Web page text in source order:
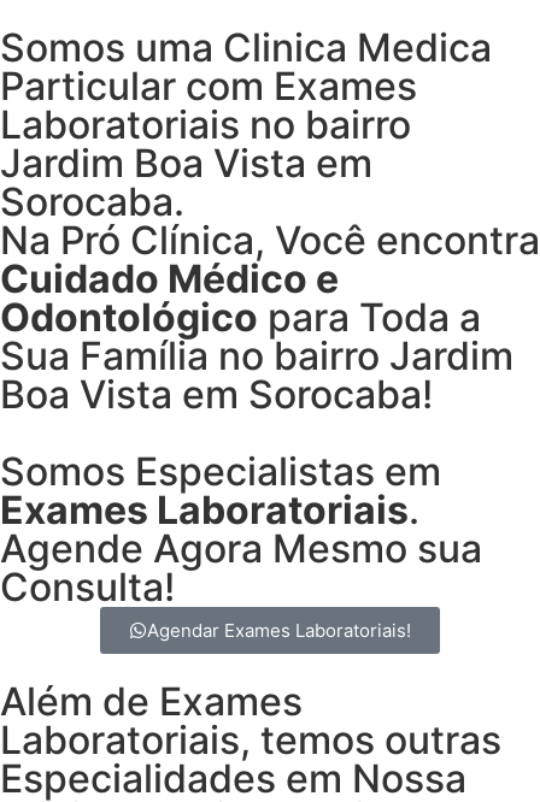
Somos uma Clinica Medica
Particular com Exames
Laboratoriais no bairro
Jardim Boa Vista em
Sorocaba.
Na Pró Clínica, Você encontra
Cuidado Médico e
Odontológico para Toda a
Sua Família no bairro Jardim
Boa Vista em Sorocaba!
Somos Especialistas em
Exames Laboratoriais.
Agende Agora Mesmo sua
Consulta!
Agendar Exames Laboratoriais!
Além de Exames
Laboratoriais, temos outras
Especialidades em Nossa